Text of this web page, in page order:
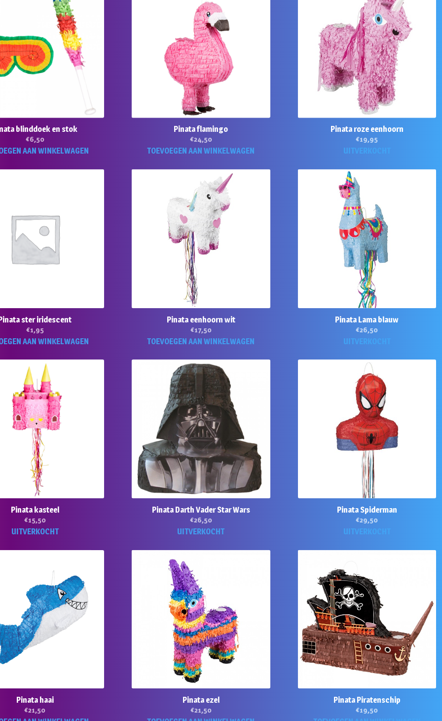
blinddoek en stok
€6,50
AAN WINKELWAGEN
Pinata flamingo
€24,50
TOEVOEGEN AAN WINKELWAGEN
Pinata roze eenhoorn
€19,95
UITVERKOCHT
ster iridescent
€1,95
AAN WINKELWAGEN
Pinata eenhoorn wit
€17,50
TOEVOEGEN AAN WINKELWAGEN
Pinata Lama blauw
€26,50
UITVERKOCHT
Pinata kasteel
€15,50
UITVERKOCHT
Pinata Darth Vader Star Wars
€26,50
UITVERKOCHT
Pinata Spiderman
€29,50
UITVERKOCHT
Pinata haai
€21,50
Pinata ezel
€21,50
Pinata Piratenschip
€19,50